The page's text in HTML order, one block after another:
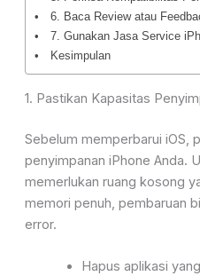
6. Baca Review atau
7. Gunakan Jasa Service
Kesimpulan
1. Pastikan Kapasitas
Sebelum memperbarui iOS,
penyimpanan iPhone Anda.
memerlukan ruang kosong
memori penuh, pembaruan
error.
Hapus aplikasi